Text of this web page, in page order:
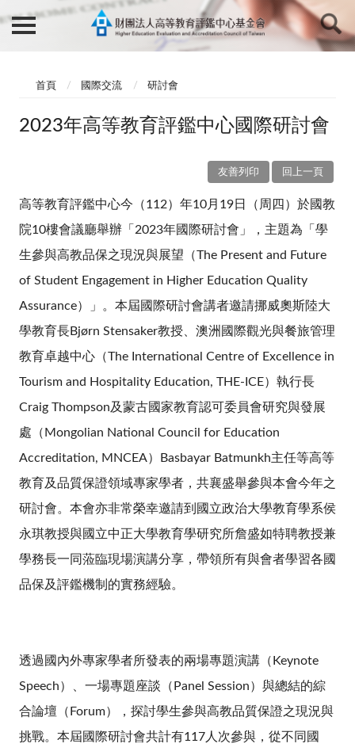
首頁 國際交流 研討會
2023年高等教育評鑑中心國際研討會
回上一頁
友善列印
高等教育評鑑中心今（112）年10月19日（周四）於國教
院10樓會議廳舉辦「2023年國際研討會」，主題為 「 學
生參與高教品保之現況與展望 （The Present and Future
of Student Engagement in Higher Education Quality
Assurance）」 。本屆國際研討會講者邀請挪威奧斯陸大
學教育長Bjørn Stensaker教授、澳洲國際觀光與餐旅管理
教育卓越中心（The International Centre of Excellence in
Tourism and Hospitality Education, THE-ICE）執行長
Craig Thompson及蒙古國家教育認可委員會研究與發展
處（Mongolian National Council for Education
Accreditation, MNCEA）Basbayar Batmunkh主任等高等
教育及品質保證領域專家學者，共襄盛舉參與本會今年之
研討會。本會亦非常榮幸邀請到國立政治大學教育學系侯
永琪教授與國立中正大學教育學研究所詹盛如特聘教授兼
學務長一同蒞臨現場演講分享，帶領所有與會者學習各國
品保及評鑑機制的實務經驗。
透過國內外專家學者所發表的兩場專題演講（Keynote
Speech）、一場專題座談（Panel Session）與總結的綜
合論壇（Forum），探討學生參與高教品質保證之現況與
挑戰。本屆國際研討會共計有117人次參與，從不同國